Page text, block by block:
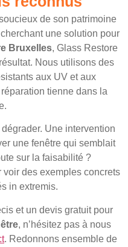
de son patrimoine
une solution pour
Bruxelles, Glass Restore
Nous utilisons des
aux UV et aux
tienne dans la
Une intervention
une fenêtre qui semblait
sur la faisabilité ?
des exemples concrets
in extremis.
et un devis gratuit pour
, n’hésitez pas à nous
. Redonnons ensemble de